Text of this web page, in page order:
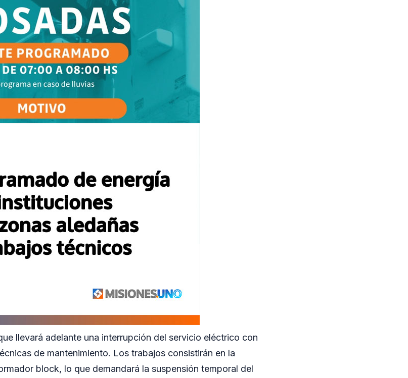
llevará adelante una interrupción del servicio eléctrico con
de mantenimiento. Los trabajos consistirán en la
block, lo que demandará la suspensión temporal del